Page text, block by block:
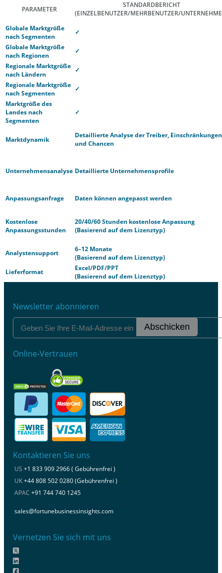
PARAMETER
STANDARDBERICHT
(EINZELBENUTZER/MEHRBENUTZER/
Globale Marktgröße
nach Segmenten
✓
Globale Marktgröße
nach Regionen
✓
Regionale Marktgröße
nach Ländern
✓
Regionale Marktgröße
nach Segmenten
✓
Marktgröße des
Landes nach
Segmenten
✓
Marktdynamik
Detaillierte Analyse der Treiber, Einschränkungen
und Chancen
Unternehmensanalyse Detaillierte Unternehmensprofile
Anpassungsanfrage Daten können angepasst werden
Kostenlose
Anpassungsstunden
20/40/60 Stunden kostenlose Anpassung
(Basierend auf dem Lizenztyp)
Analystensupport
6–12 Monate
(Basierend auf dem Lizenztyp)
Lieferformat
Excel/PDF/PPT
(Basierend auf dem Lizenztyp)
Newsletter abonnieren
Abschicken
Online-Vertrauen
Kontaktieren Sie uns
US +1 833 909 2966 ( Gebührenfrei )
UK+44 808 502 0280 (Gebührenfrei )
APAC +91 744 740 1245
sales@fortunebusinessinsights.com
Vernetzen Sie sich mit uns